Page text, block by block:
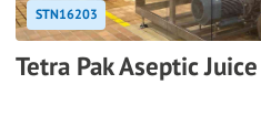
STN16203
Tetra Pak Aseptic